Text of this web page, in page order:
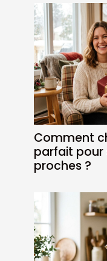
Comment
parfait pour
proches ?